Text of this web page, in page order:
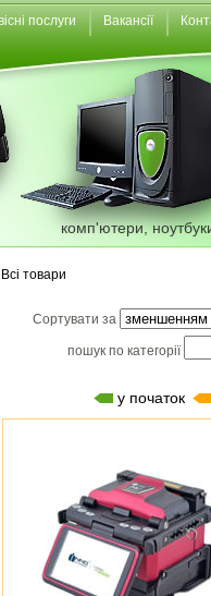
послуги Вакансії
комп'ютери,
Всі товари
Сортувати за
пошук по категорії
у початок